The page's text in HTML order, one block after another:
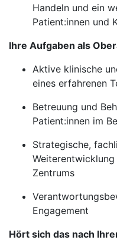
Handeln und ein
Patient:innen und
Ihre Aufgaben als
Aktive klinische
eines erfahrenen
Betreuung und
Patient:innen im
Strategische,
Zentrums
Engagement
Hört sich das nach